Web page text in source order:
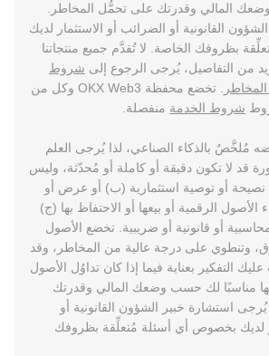
المالي وقدرتك على تحمُّل المخاطر.
القانونية أو الضرائب أو الاستثمار لديك
بظروفك الخاصة. لا تُقدَّم جميع منتجاتنا
من التفاصيل، يُرجى الرجوع إلى شروط
. تخضع محفظة OKX Web3 وكل من
شروط الخدمة منفصلة.
مُلخَّصٌ بالذكاء الصناعي، لذا يُرجى العلم
قد لا تكون دقيقة أو كاملة أو مُحدّثة، وليس
نصيحة أو توصية استثمارية (ب) أو عرض أو
الرقمية أو بيعها أو الاحتفاظ بها (ج)
أو قانونية أو ضريبية. تخضع الأصول
وتنطوي على درجة عالية من المخاطر، وقد
التفكير بعناية فيما إذا كان تداوُل الأصول
بها مناسبًا لك حسب وضعك المالي وقدرتك
استشارة خبير الشؤون القانونية أو
لديك بخصوص أي أسئلة مُتعلِّقة بظروفك